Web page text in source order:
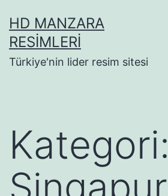
geçHD MANZARA
RESIMLERI
Türkiye'nin lider resim sitesi
Kategori:
Singapur